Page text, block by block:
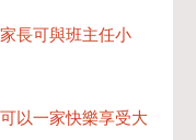
長可與班主任小
以一家快樂享受大